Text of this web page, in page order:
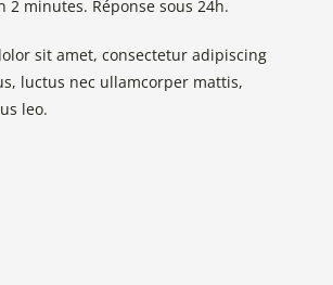
2 minutes. Réponse sous 24h.
sit amet, consectetur adipiscing
luctus nec ullamcorper mattis,
leo.